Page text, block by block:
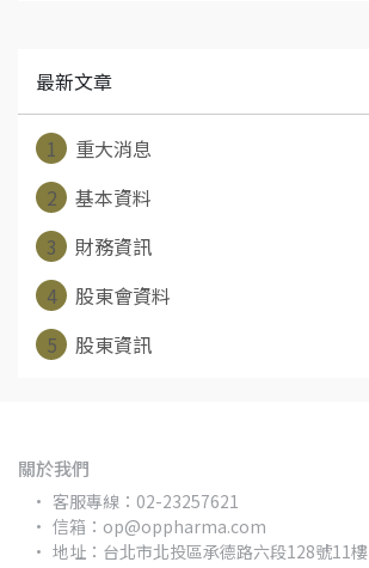
最新文章
1
重大消息
2
基本資料
3
財務資訊
4
股東會資料
5
股東資訊
關於我們
客服專線：02-23257621
信箱：op@oppharma.com
地址：台北市北投區承德路六段128號11樓